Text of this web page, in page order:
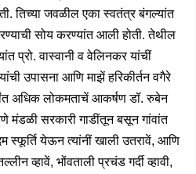
तिच्या जवळील एका स्वतंत्र बंगल्यांत
सोय करण्यांत आली होती. तेथील
प्रो. वास्वानी व वेलिनकर यांचीं
उपासना आणि माझें हरिकीर्तन वगैरे
अधिक लोकमताचें आकर्षण डॉ. रुबेन
मंडळी सरकारी गाडींतून बसून गांवांत
स्फूर्ति येऊन त्यांनीं खाली उतरावें, आणि
व्हावें, भोंवताली प्रचंड गर्दी व्हावी,